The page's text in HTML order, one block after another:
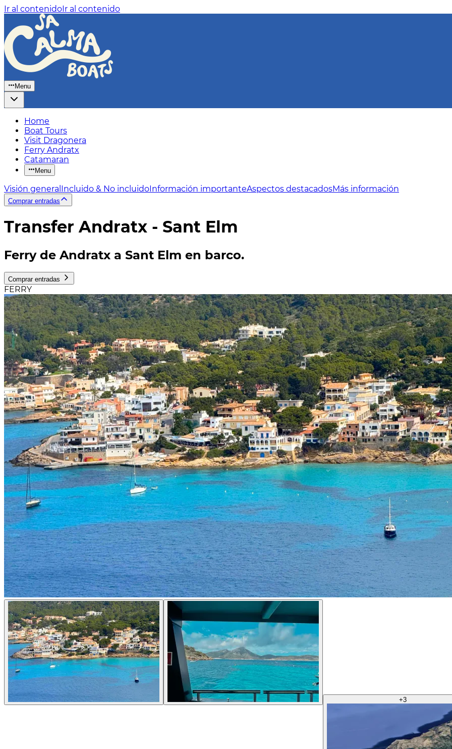
Ir al contenidoIr al contenido
Menu
Home
Boat Tours
Visit Dragonera
Ferry Andratx
Catamaran
Menu
Visión general Incluido & No incluidoInformación importanteAspectos destacadosMás información
Comprar entradas
Transfer Andratx - Sant Elm
Ferry de Andratx a Sant Elm en barco.
Comprar entradas
FERRY
+3